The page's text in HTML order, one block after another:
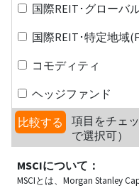
国際REIT･グローバ
国際REIT･特定地域
コモディティ
ヘッジファンド
比較する
項目をチェ
で選択可）
MSCIについて：
MSCIとは、Morgan Stanley